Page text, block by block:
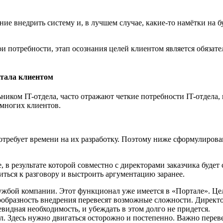
внедрить систему и, в лучшем случае, какие-то намётки на
потребности, этап осознания целей клиентом является
клиентом
IT-отдела, часто отражают четкие потребности IT-
клиентов.
времени на их разработку. Поэтому ниже
результате которой совместно с директорами заказчика
к разговору и выстроить аргументацию заранее.
компании. Этот функционал уже имеется в «Портале».
внедрения перевесят возможные сложности.
необходимость, и убеждать в этом долго не придется.
Здесь нужно двигаться осторожно и постепенно. Важно